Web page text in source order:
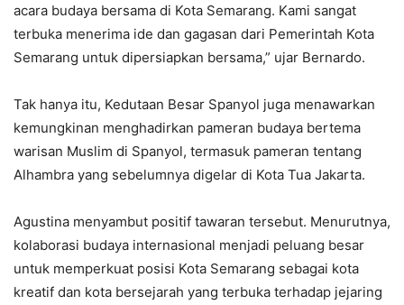
acara budaya bersama di Kota Semarang. Kami sangat
terbuka menerima ide dan gagasan dari Pemerintah Kota
Semarang untuk dipersiapkan bersama,” ujar Bernardo.
Tak hanya itu, Kedutaan Besar Spanyol juga menawarkan
kemungkinan menghadirkan pameran budaya bertema
warisan Muslim di Spanyol, termasuk pameran tentang
Alhambra yang sebelumnya digelar di Kota Tua Jakarta.
Agustina menyambut positif tawaran tersebut. Menurutnya,
kolaborasi budaya internasional menjadi peluang besar
untuk memperkuat posisi Kota Semarang sebagai kota
kreatif dan kota bersejarah yang terbuka terhadap jejaring